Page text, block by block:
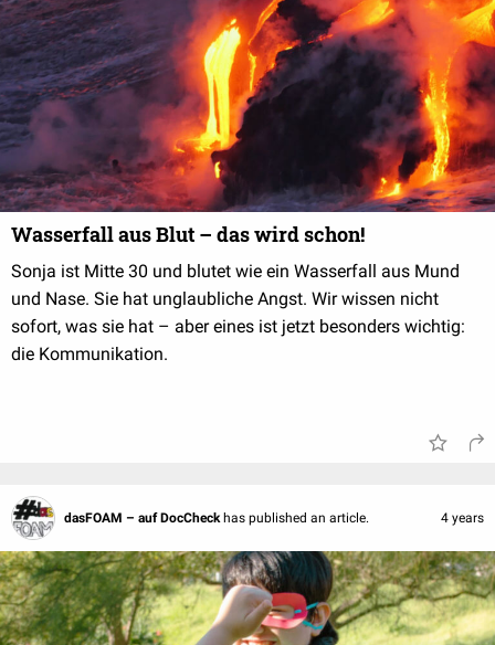
Wasserfall aus Blut – das wird schon!
Sonja ist Mitte 30 und blutet wie ein Wasserfall aus Mund
und Nase. Sie hat unglaubliche Angst. Wir wissen nicht
sofort, was sie hat – aber eines ist jetzt besonders wichtig:
die Kommunikation.
dasFOAM – auf DocCheck has published an article. 4 years